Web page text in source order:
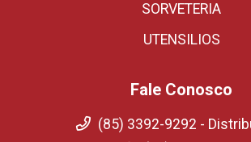
SORVETERIA
UTENSILIOS
Fale Conosco
(85) 3392-9292 -